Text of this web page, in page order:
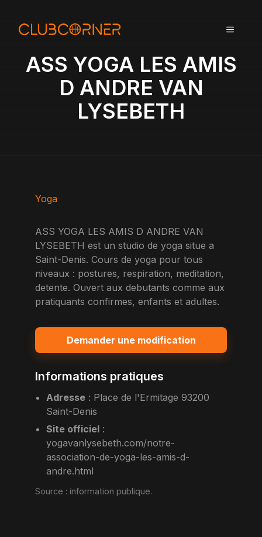
MENU
ASS YOGA LES AMIS
D ANDRE VAN
LYSEBETH
Yoga
ASS YOGA LES AMIS D ANDRE VAN
LYSEBETH est un studio de yoga situe a
Saint-Denis. Cours de yoga pour tous
niveaux : postures, respiration, meditation,
detente. Ouvert aux debutants comme aux
pratiquants confirmes, enfants et adultes.
Demander une modification
Informations pratiques
Adresse : Place de l'Ermitage 93200
Saint-Denis
Site officiel :
yogavanlysebeth.com/notre-
association-de-yoga-les-amis-d-
andre.html
Source : information publique.